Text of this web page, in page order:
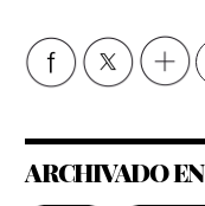
ARCHIVADO EN